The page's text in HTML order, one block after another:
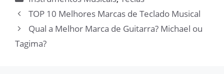
TOP 10 Melhores Marcas de Teclado Musical
Qual a Melhor Marca de Guitarra? Michael ou
Tagima?